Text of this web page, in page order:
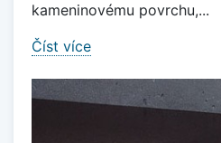
kameninovému povrchu,...
Číst více